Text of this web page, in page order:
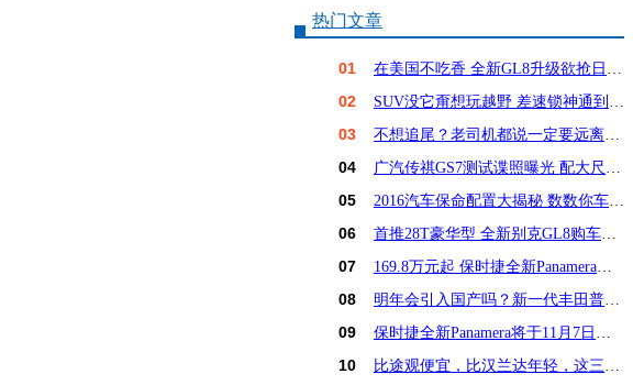
热门文章
01 在美国不吃香 全新GL8升级欲抢日系饭碗？
02 SUV没它甭想玩越野 差速锁神通到底有多大？
03 不想追尾？老司机都说一定要远离这6种车！
04 广汽传祺GS7测试谍照曝光 配大尺寸屏幕
05 2016汽车保命配置大揭秘 数数你车占几样？
06 首推28T豪华型 全新别克GL8购车手册
07 169.8万元起 保时捷全新Panamera亚洲首发
08 明年会引入国产吗？新一代丰田普锐斯解析
09 保时捷全新Panamera将于11月7日亚洲首发
10 比途观便宜，比汉兰达年轻，这三款15万SUV怎么选